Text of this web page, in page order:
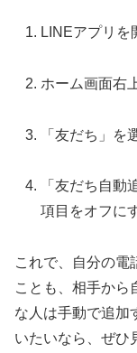
LINEアプリを
ホーム画面右
「友だち」を
「友だち自動
項目をオフに
これで、自分の電
ことも、相手から
な人は手動で追加
いたいなら、ぜひ